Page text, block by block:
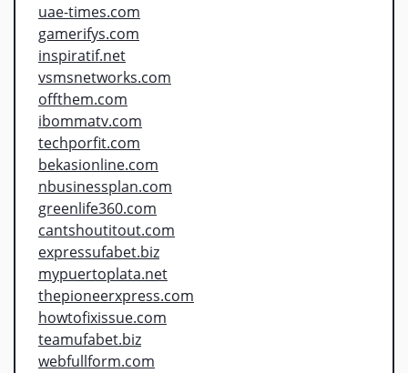
uae-times.com
gamerifys.com
inspiratif.net
vsmsnetworks.com
offthem.com
ibommatv.com
techporfit.com
bekasionline.com
nbusinessplan.com
greenlife360.com
cantshoutitout.com
expressufabet.biz
mypuertoplata.net
thepioneerxpress.com
howtofixissue.com
teamufabet.biz
webfullform.com